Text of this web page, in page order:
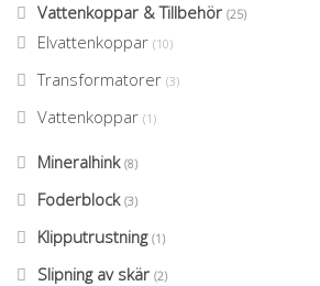
Vattenkoppar & Tillbehör (25)
Elvattenkoppar (10)
Transformatorer (3)
Vattenkoppar (1)
Mineralhink (8)
Foderblock (3)
Klipputrustning (1)
Slipning av skär (2)